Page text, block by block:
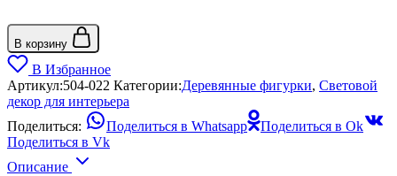
В корзину
В Избранное
Артикул:504-022 Категории:Деревянные фигурки, Световой
декор для интерьера
Поделиться:
Поделиться в Whatsapp
Поделиться в Ok
Поделиться в Vk
Описание